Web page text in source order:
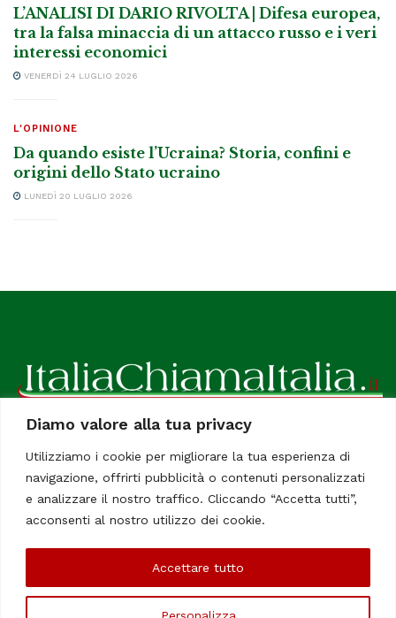
Diamo valore alla tua privacy
Utilizziamo i cookie per migliorare la tua esperienza di
navigazione, offrirti pubblicità o contenuti personalizzati
e analizzare il nostro traffico. Cliccando “Accetta tutti”,
acconsenti al nostro utilizzo dei cookie.
Personalizza
Accettare tutto
L’ANALISI DI DARIO RIVOLTA | Difesa europea,
tra la falsa minaccia di un attacco russo e i veri
interessi economici
VENERDÌ 24 LUGLIO 2026
L'OPINIONE
Da quando esiste l’Ucraina? Storia, confini e
origini dello Stato ucraino
LUNEDÌ 20 LUGLIO 2026
ItaliaChiamaItalia, il TUO quotidiano online preferito.
Dedicato in particolare a tutti gli italiani residenti all'estero.
Tutti i diritti sono riservati. Quotidiano online indipendente
Le Firme